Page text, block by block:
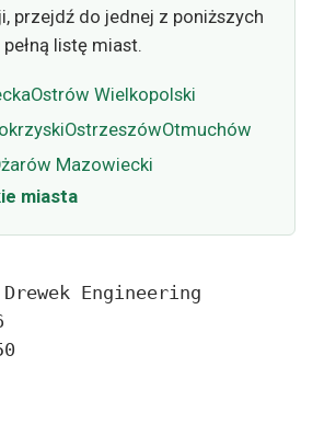
przejdź do jednej z poniższych
listę miast.
Ostrów Wielkopolski
OstrzeszówOtmuchów
Mazowiecki
miasta
Engineering